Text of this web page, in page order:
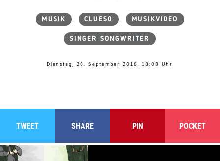
MUSIK CLUESO MUSIKVIDEO
SINGER SONGWRITER
Dienstag, 20. September 2016, 18:08 Uhr
TWEET SHARE PIN POCKET